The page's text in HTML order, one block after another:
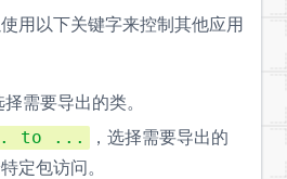
用以下关键字来控制其他应用
择需要导出的类。
to ...
，选择需要导出的
定包访问。